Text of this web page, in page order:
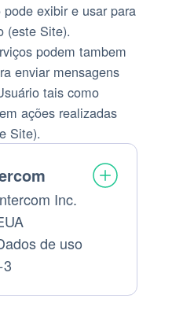
exibir e usar para
(este Site).
podem tambem
enviar mensagens
tais como
ações realizadas
Site).
Inc.
de uso